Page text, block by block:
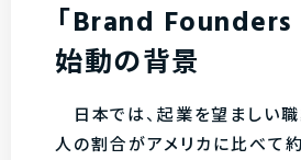
「Brand Founders
始動の背景
日本では、起業を望ましい
人の割合がアメリカに比べて